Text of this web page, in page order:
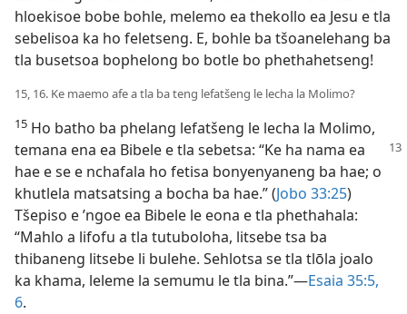
hloekisoe bobe bohle, melemo ea thekollo ea Jesu e tla
sebelisoa ka ho feletseng. E, bohle ba tšoanelehang ba
tla busetsoa bophelong bo botle bo phethahetseng!
15, 16. Ke maemo afe a tla ba teng lefatšeng le lecha la Molimo?
15 Ho batho ba phelang lefatšeng le lecha la Molimo,
temana ena ea Bibele e tla sebetsa: “Ke ha nama ea
hae e se e nchafala ho fetisa bonyenyaneng ba hae; o
khutlela matsatsing a bocha ba hae.” (Jobo 33:25)
Tšepiso e ’ngoe ea Bibele le eona e tla phethahala:
“Mahlo a lifofu a tla tutuboloha, litsebe tsa ba
thibaneng litsebe li bulehe. Sehlotsa se tla tlōla joalo
ka khama, leleme la semumu le tla bina.”—Esaia 35:5,
6.